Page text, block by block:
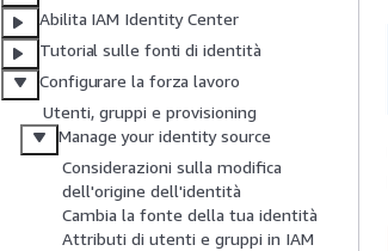
Abilita IAM Identity Center
Tutorial sulle fonti di identità
Configurare la forza lavoro
Utenti, gruppi e provisioning
Manage your identity source
Considerazioni sulla modifica
dell'origine dell'identità
Cambia la fonte della tua identità
Attributi di utenti e gruppi in IAM